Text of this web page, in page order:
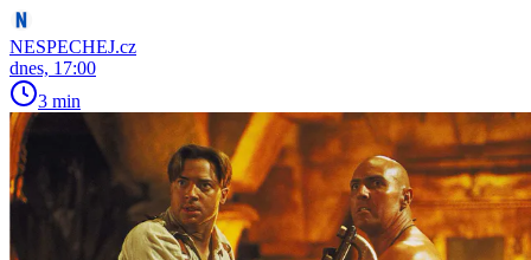
NESPECHEJ.cz
dnes, 17:00
3 min